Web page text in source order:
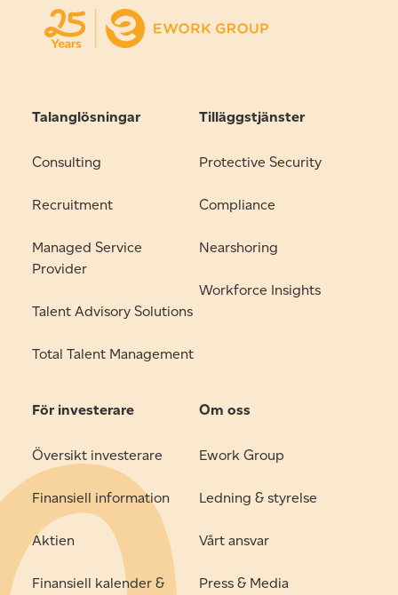
Talanglösningar
Consulting
Recruitment
Managed Service
Provider
Talent Advisory Solutions
Total Talent Management
Tilläggstjänster
Protective Security
Compliance
Nearshoring
Workforce Insights
För investerare
Översikt investerare
Finansiell information
Aktien
Finansiell kalender &
Om oss
Ework Group
Ledning & styrelse
Vårt ansvar
Press & Media